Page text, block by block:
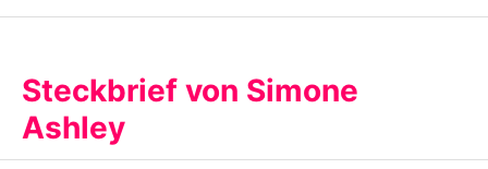
Impressum
Nutzungsbedingungen
Utiq verwalten
Steckbrief von Simone
Ashley